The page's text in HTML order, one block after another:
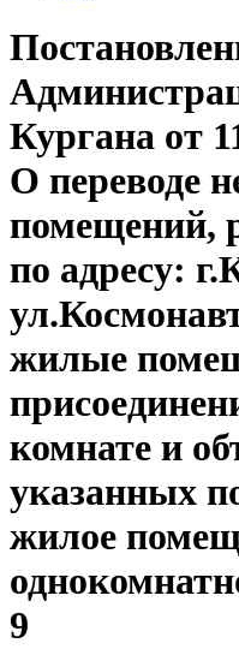
Кургана от
О переводе
помещений,
по адресу:
жилые
комнате и
указанных
жилое
9